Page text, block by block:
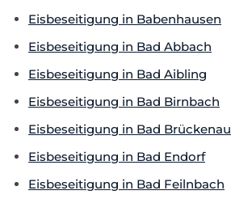
Eisbeseitigung in Babenhausen
Eisbeseitigung in Bad Abbach
Eisbeseitigung in Bad Aibling
Eisbeseitigung in Bad Birnbach
Eisbeseitigung in Bad Brückenau
Eisbeseitigung in Bad Endorf
Eisbeseitigung in Bad Feilnbach